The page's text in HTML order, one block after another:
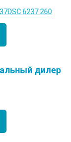
дилер